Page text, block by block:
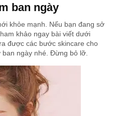
ban ngày
khỏe mạnh. Nếu bạn đang sở
khảo ngay bài viết dưới
được các bước skincare cho
ngày nhé. Đừng bỏ lỡ.